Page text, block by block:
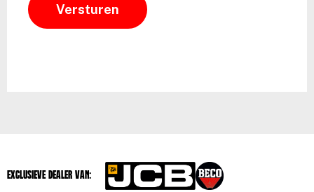
Exclusieve dealer van: